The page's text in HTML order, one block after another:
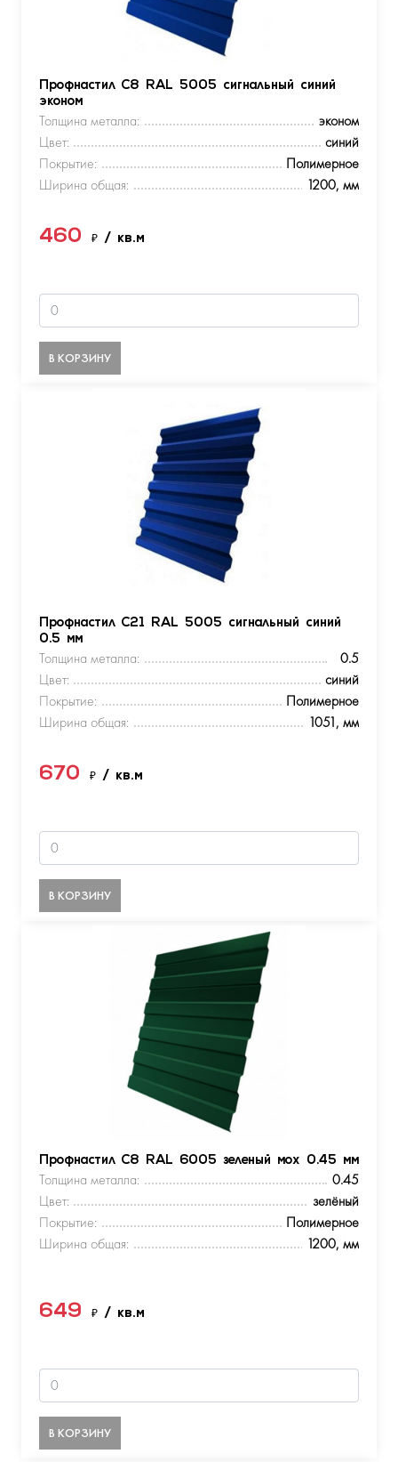
Профнастил С8 RAL 5005 сигнальный синий
эконом
Толщина металла:
эконом
Цвет:
синий
Покрытие:
Полимерное
Ширина общая:
1200, мм
460 ₽ / кв.м
В КОРЗИНУ
Профнастил С21 RAL 5005 сигнальный синий
0.5 мм
Толщина металла:
0.5
Цвет:
синий
Покрытие:
Полимерное
Ширина общая:
1051, мм
670 ₽ / кв.м
В КОРЗИНУ
Профнастил С8 RAL 6005 зеленый мох 0.45 мм
Толщина металла:
0.45
Цвет:
зелёный
Покрытие:
Полимерное
Ширина общая:
1200, мм
649 ₽ / кв.м
В КОРЗИНУ